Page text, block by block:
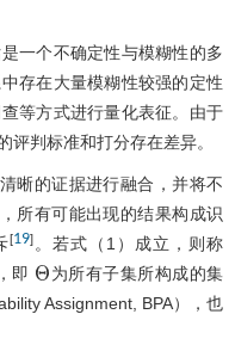
一个不确定性与模糊性的多
存在大量模糊性较强的定性
等方式进行量化表征。由于
判标准和打分存在差异。
晰的证据进行融合，并将不
所有可能出现的结果构成识
[19]。若式（1）成立，则称
即 Θ 为所有子集所构成的集
Assignment, BPA），也